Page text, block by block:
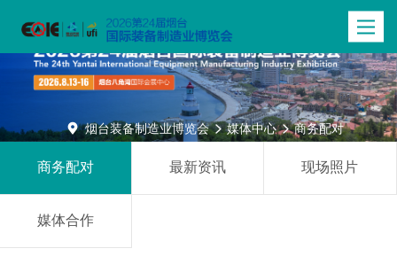
Toggle
 烟台装备制造业博览会  媒体中心  商务配对
商务配对 最新资讯 现场照片
媒体合作